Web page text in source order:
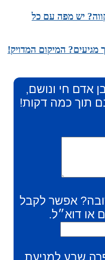
יש מפה עם כל
המיקום המדויק!
אדם חי ונושם,
תוך כמה דקות!
אפשר לקבל
או דוא״ל.
שבע למניעת